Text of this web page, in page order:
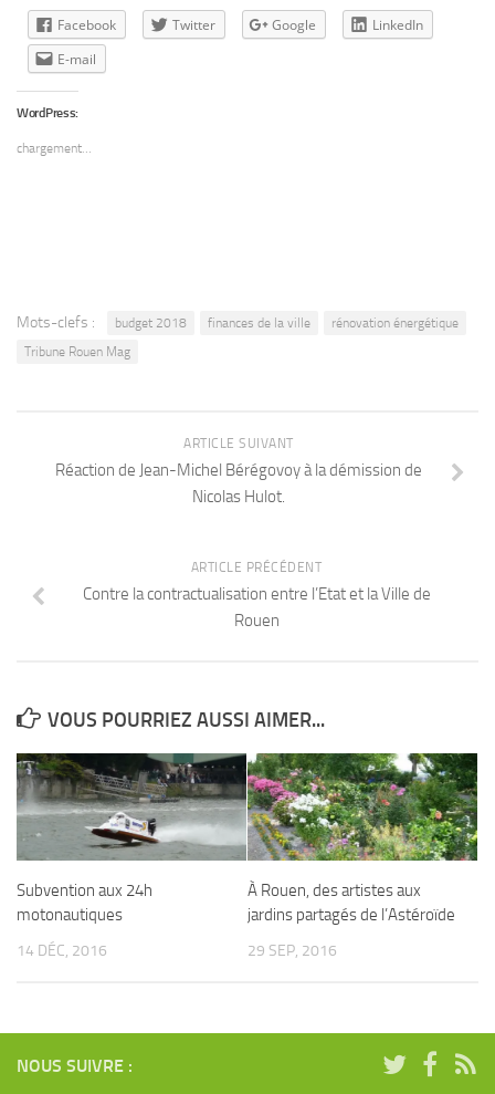
Facebook Twitter Google
LinkedIn
E-mail
WordPress:
chargement…
Mots-clefs : budget 2018 finances de la ville
rénovation énergétique
Tribune Rouen Mag
ARTICLE SUIVANT
Réaction de Jean-Michel Bérégovoy à la démission de
Nicolas Hulot.
ARTICLE PRÉCÉDENT
Contre la contractualisation entre l’Etat et la Ville de
Rouen
VOUS POURRIEZ AUSSI AIMER...
Subvention aux 24h
motonautiques
14 DÉC, 2016
À Rouen, des artistes aux
jardins partagés de l’Astéroïde
29 SEP, 2016
NOUS SUIVRE :